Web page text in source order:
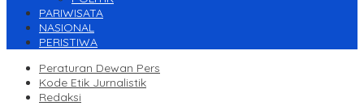
PARIWISATA
NASIONAL
PERISTIWA
Peraturan Dewan Pers
Kode Etik Jurnalistik
Redaksi